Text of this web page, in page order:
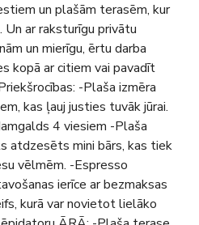
un plašām terasēm, kur
ar raksturīgu privātu
un mierīgu, ērtu darba
kopā ar citiem vai pavadīt
-Plaša izmēra
kas ļauj justies tuvāk jūrai.
4 viesiem -Plaša
atdzesēts mini bārs, kas tiek
vēlmēm. -Espresso
ierīce ar bezmaksas
kurā var novietot lielāko